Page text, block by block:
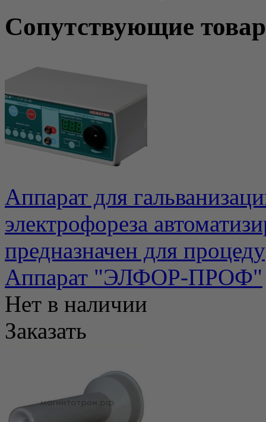
Сопутствующие
Аппарат для
электрофореза
предназначен для
Аппарат "ЭЛФОР-ПРОФ"
Нет в наличии
Заказать